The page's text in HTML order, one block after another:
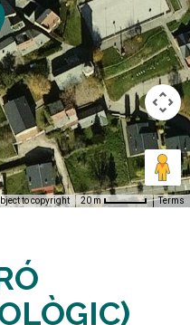
to copyright 20 m Terms